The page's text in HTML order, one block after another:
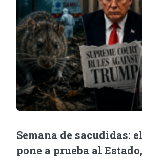
Semana de sacudidas:
pone a prueba al